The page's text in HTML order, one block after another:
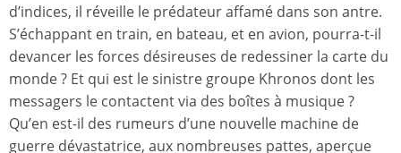
d’indices, il réveille le prédateur affamé dans son antre.
S’échappant en train, en bateau, et en avion, pourra-t-il
devancer les forces désireuses de redessiner la carte du
monde ? Et qui est le sinistre groupe Khronos dont les
messagers le contactent via des boîtes à musique?
Qu’en est-il des rumeurs d’une nouvelle machine de
guerre dévastatrice, aux nombreuses pattes, aperçue